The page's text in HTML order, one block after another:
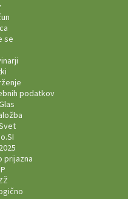
se
podatkov
prijazna